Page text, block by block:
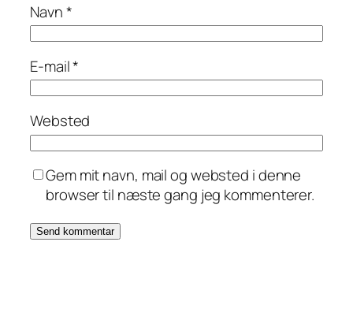
Navn*
E-mail*
Websted
Gem mit navn, mail og websted i denne
browser til næste gang jeg kommenterer.